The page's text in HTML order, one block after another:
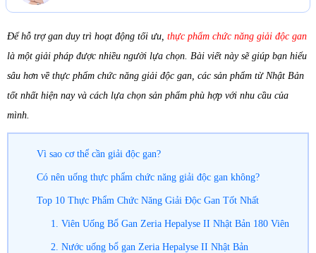
Để hỗ trợ gan duy trì hoạt động tối ưu, thực phẩm chức năng giải độc gan
là một giải pháp được nhiều người lựa chọn. Bài viết này sẽ giúp bạn hiểu
sâu hơn về thực phẩm chức năng giải độc gan, các sản phẩm từ Nhật Bản
tốt nhất hiện nay và cách lựa chọn sản phẩm phù hợp với nhu cầu của
mình.
Vì sao cơ thể cần giải độc gan?
Có nên uống thực phẩm chức năng giải độc gan không?
Top 10 Thực Phẩm Chức Năng Giải Độc Gan Tốt Nhất
1. Viên Uống Bổ Gan Zeria Hepalyse II Nhật Bản 180 Viên
2. Nước uống bổ gan Zeria Hepalyse II Nhật Bản